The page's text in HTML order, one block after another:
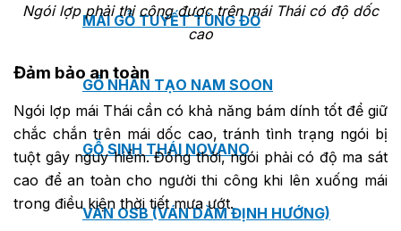
MÁI GỖ TUYẾT TÙNG ĐỎ
GỖ NHÂN TẠO NAM SOON
GỖ SINH THÁI NOVANO
VÁN OSB (VÁN DĂM ĐỊNH HƯỚNG)
Ngói lợp phải thi công được trên mái Thái có độ dốc
cao
Đảm bảo an toàn
Ngói lợp mái Thái cần có khả năng bám dính tốt để giữ
chắc chắn trên mái dốc cao, tránh tình trạng ngói bị
tuột gây nguy hiểm. Đồng thời, ngói phải có độ ma sát
cao để an toàn cho người thi công khi lên xuống mái
trong điều kiện thời tiết mưa ướt.